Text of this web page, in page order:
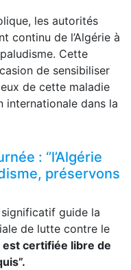
les autorités
continu de l’Algérie à
Cette
de sensibiliser
de cette maladie
dans la
: ‘’l’Algérie
préservons
guide la
de lutte contre le
est certifiée libre de